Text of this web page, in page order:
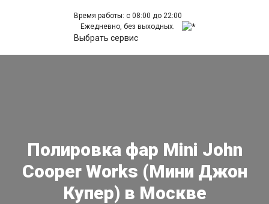
Время работы: с 08:00 до 22:00
Ежедневно, без выходных.
Выбрать сервис
Полировка фар Mini John
Cooper Works (Мини Джон
Купер) в Москве